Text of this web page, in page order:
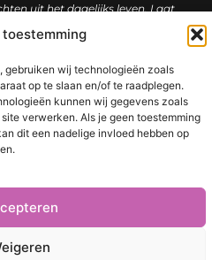
toestemming
gebruiken wij technologieën zoals
op te slaan en/of te raadplegen.
kunnen wij gegevens zoals
verwerken. Als je geen toestemming
dit een nadelige invloed hebben op
uit het dagelijks leven. Laat